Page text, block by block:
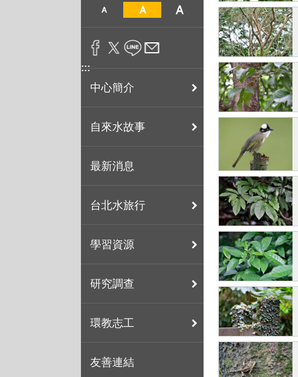
:::
中心簡介
自來水故事
最新消息
台北水旅行
學習資源
研究調查
環教志工
友善連結